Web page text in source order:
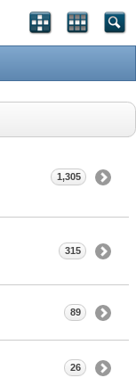
1,305
315
89
26